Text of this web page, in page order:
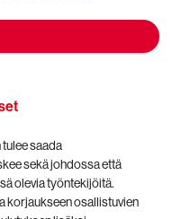
saada
sekä johdossa että
olevia työntekijöitä.
korjaukseen osallistuvien